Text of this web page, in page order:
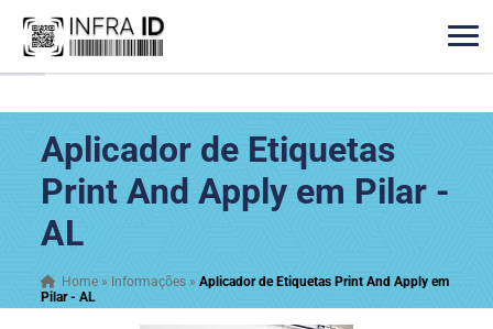
Aplicador de Etiquetas
Print And Apply em Pilar -
AL
Home » Informações »Aplicador de Etiquetas Print And Apply em
Pilar - AL